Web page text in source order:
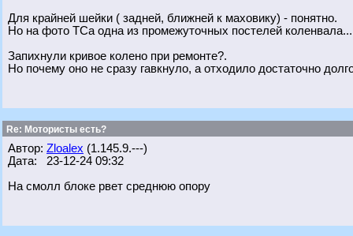
Для крайней шейки ( задней, ближней к маховику) - понятно.
Но на фото ТСа одна из промежуточных постелей коленвала...
Запихнули кривое колено при ремонте?.
Но почему оно не сразу гавкнуло, а отходило достаточно
Re: Мотористы есть?
Автор: Zloalex (1.145.9.---)
Дата: 23-12-24 09:32
На смолл блоке рвет среднюю опору